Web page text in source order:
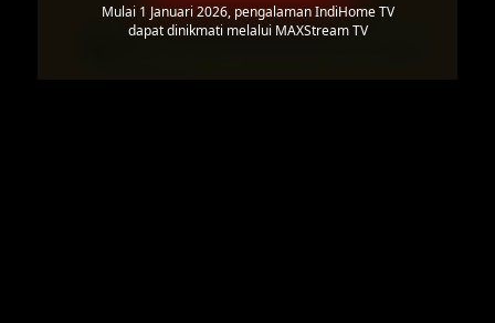
Mulai 1 Januari 2026, pengalaman IndiHome TV
dapat dinikmati melalui MAXStream TV